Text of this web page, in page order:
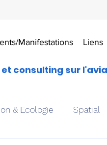
Manifestations Liens
consulting sur
& Ecologie Spatial